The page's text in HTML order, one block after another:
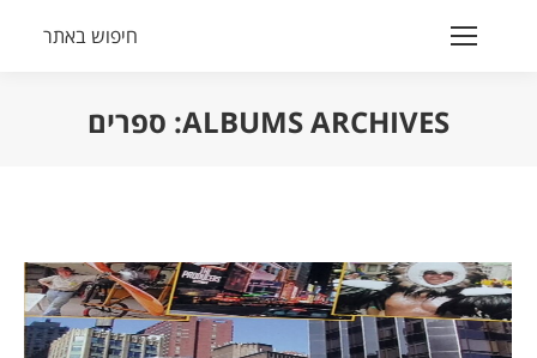
Search:
חיפוש באתר
ALBUMS ARCHIVES: ספרים